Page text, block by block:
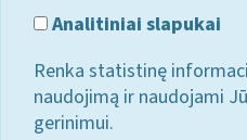
Analitiniai slapukai
Renka statistinę
naudojimą ir naudojami
gerinimui.